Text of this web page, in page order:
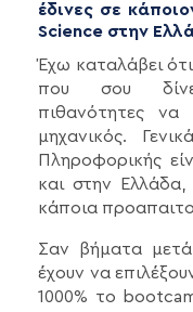
έδινες σε
Science στην
Έχω καταλάβει
που σου
πιθανότητες
μηχανικός.
Πληροφορικής
και στην Ελλάδα,
κάποια
Σαν βήματα
έχουν να
1000% το